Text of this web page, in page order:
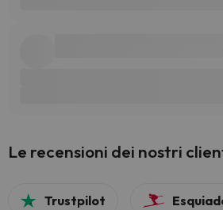
Le recensioni dei nostri
Trustpilot